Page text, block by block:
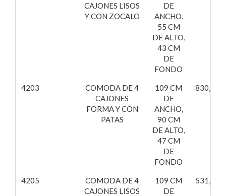
CAJONES LISOS
Y CON ZOCALO
DE
ANCHO,
55 CM
DE ALTO,
43 CM
DE
FONDO
4203
COMODA DE 4
CAJONES
FORMA Y CON
PATAS
109 CM
DE
ANCHO,
90 CM
DE ALTO,
47 CM
DE
FONDO
830,10€
4205
COMODA DE 4
CAJONES LISOS
109 CM
DE
531,15€